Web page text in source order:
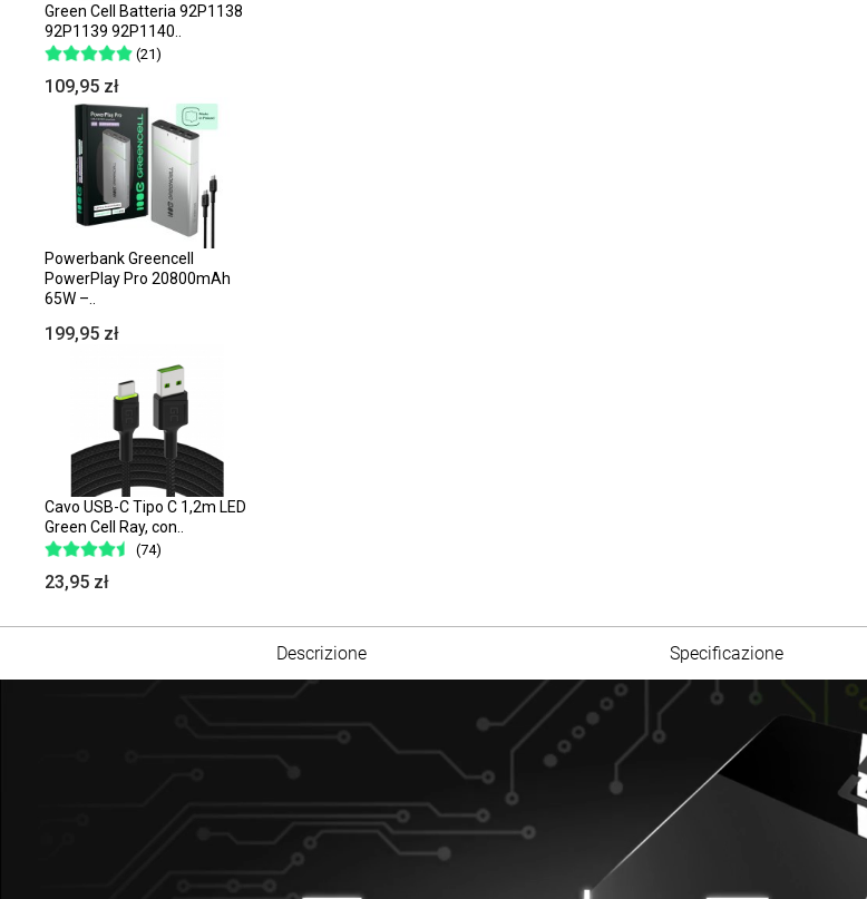
Green Cell Batteria 92P1138
92P1139 92P1140..
(21)
109,95 zł
Powerbank Greencell
PowerPlay Pro 20800mAh
65W –..
199,95 zł
Cavo USB-C Tipo C 1,2m LED
Green Cell Ray, con..
(74)
23,95 zł
Descrizione Specificazione